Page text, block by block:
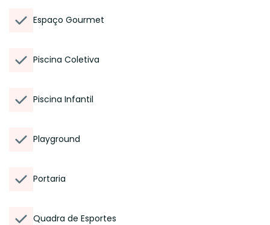
Espaço Gourmet
Piscina Coletiva
Piscina Infantil
Playground
Portaria
Quadra de Esportes